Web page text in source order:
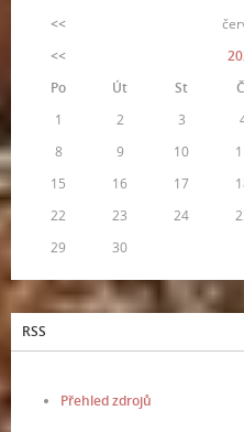
<<
<<
Po
Út St
1
2 3
8
9 10
15
16 17
22
23 24
29
30
RSS
Přehled zdrojů